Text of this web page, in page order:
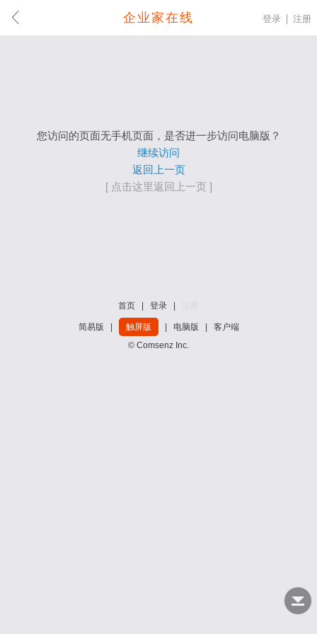
企业家在线 登录 注册
您访问的页面无手机页面，是否进一步访问电脑版？
继续访问
返回上一页
[ 点击这里返回上一页 ]
首页 登录
简易版 触屏版 电脑版
客户端
© Comsenz Inc.